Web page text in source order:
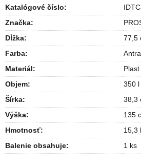
Katalógové číslo:
Značka:
Dĺžka:
77,5
Farba:
Materiál:
Plast
Objem:
350 l
Šírka:
38,3
Výška:
135
Hmotnosť:
15,3
Balenie obsahuje: 1 ks